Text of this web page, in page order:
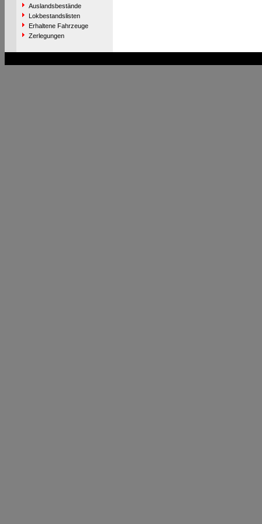
Auslandsbestände
Lokbestandslisten
Erhaltene Fahrzeuge
Zerlegungen